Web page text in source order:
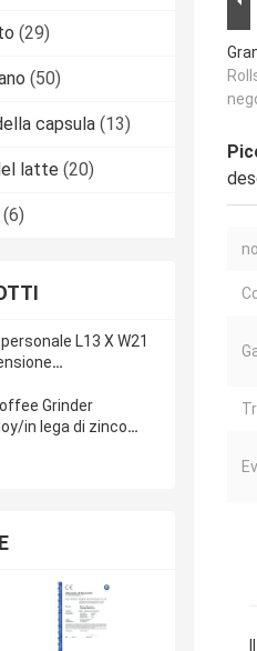
(29)
(50)
capsula (13)
latte (20)
(6)
L13 X W21
Grinder
in lega di zinco